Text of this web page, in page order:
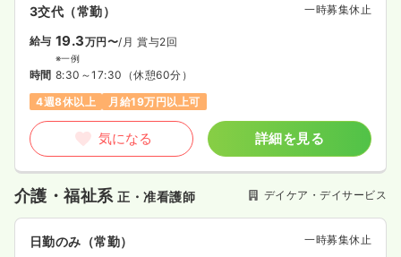
3交代（常勤） 一時募集休止
給与 19.3万円〜/月 賞与2回
※一例
時間 8:30～17:30 （休憩60分）
4週8休以上
月給19万円以上可
気になる 詳細を見る
介護・福祉系正・准看護師 デイケア・デイサービス
日勤のみ（常勤） 一時募集休止